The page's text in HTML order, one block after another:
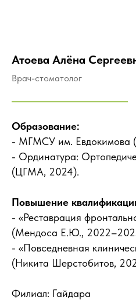
Атоева Алёна
Врач-стоматолог
Образование:
- МГМСУ им. Евдокимова
- Ординатура:
(ЦГМА, 2024).
Повышение
- «Реставрация
(Мендоса Е.Ю.,
- «Повседневная
(Никита Шерстобитов,
Филиал: Гайдара